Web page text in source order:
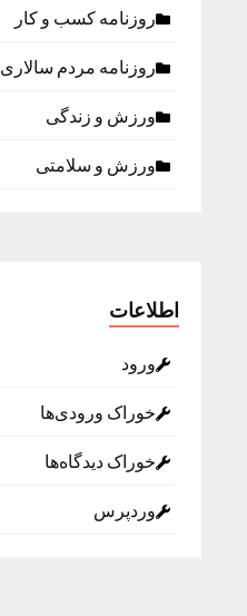
روزنامه كسب و كار
روزنامه مردم سالاری
ورزش و زندگی
ورزش و سلامتی
اطلاعات
ورود
خوراک ورودی‌ها
خوراک دیدگاه‌ها
وردپرس